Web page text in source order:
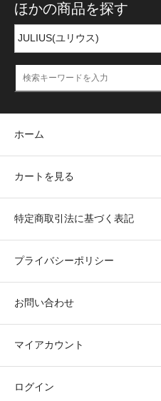
ほかの商品を探す
ホーム
カートを見る
特定商取引法に基づく表記
プライバシーポリシー
お問い合わせ
マイアカウント
ログイン